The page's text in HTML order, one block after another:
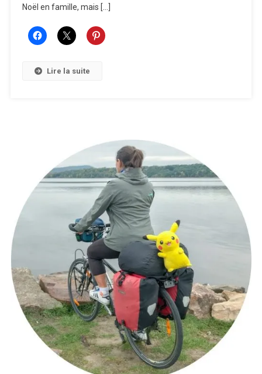
Noël en famille, mais […]
Lire la suite